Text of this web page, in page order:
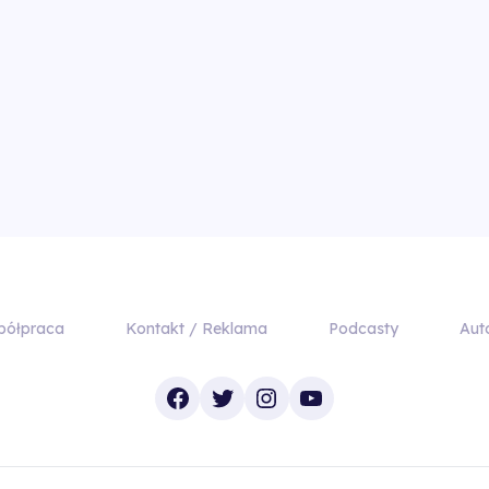
Kontakt / Reklama Podcasty
Facebook
TwitterInstagram
YouTube